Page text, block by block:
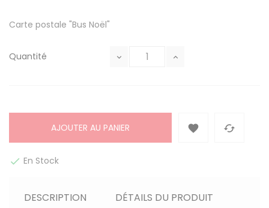
Carte postale "Bus Noël"
Quantité
AJOUTER AU PANIER  
 En Stock
DESCRIPTION DÉTAILS DU PRODUIT